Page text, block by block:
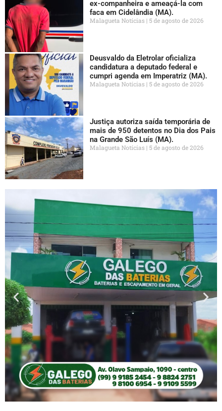
ex-companheira e ameaçá-la com
faca em Cidelândia (MA).
Malagueta Notícias 5 de agosto de 2026
Deusvaldo da Eletrolar oficializa
candidatura a deputado federal e
cumpri agenda em Imperatriz (MA).
Malagueta Notícias 5 de agosto de 2026
Justiça autoriza saída temporária de
mais de 950 detentos no Dia dos Pais
na Grande São Luís (MA).
Malagueta Notícias 5 de agosto de 2026